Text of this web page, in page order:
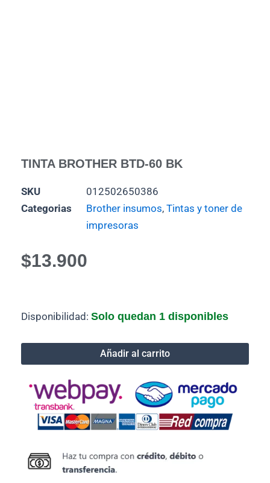
TINTA BROTHER BTD-60 BK
SKU
012502650386
Categorias
Brother insumos, Tintas y toner de
impresoras
$13.900
Disponibilidad: Solo quedan 1 disponibles
TINTA
BROTHER
Añadir al carrito